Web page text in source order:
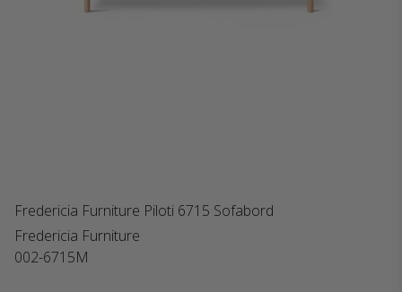
Fredericia Furniture Piloti 6715 Sofabord
Fredericia Furniture
002-6715M